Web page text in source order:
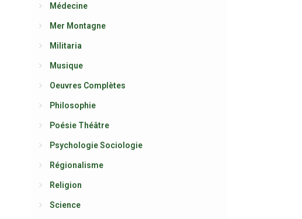
Médecine
Mer Montagne
Militaria
Musique
Oeuvres Complètes
Philosophie
Poésie Théâtre
Psychologie Sociologie
Régionalisme
Religion
Science